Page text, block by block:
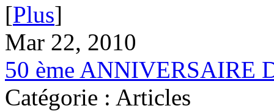
[Plus]
Mar 22, 2010
50 ème ANNIVERSAIRE
Catégorie : Articles